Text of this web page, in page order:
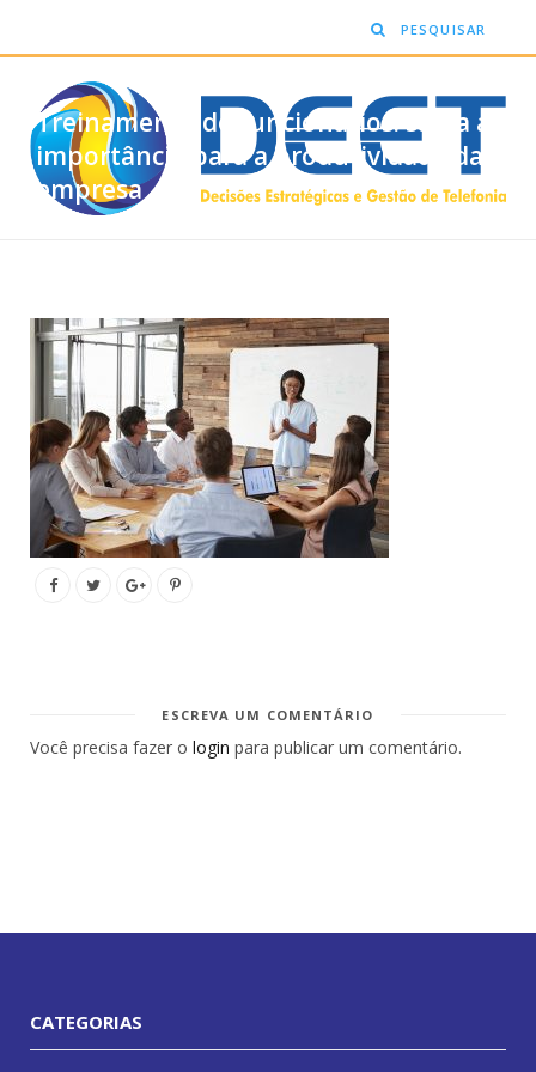
Treinamento de funcionários: saiba a
importância para a produtividade da
empresa
ESCREVA UM COMENTÁRIO
Você precisa fazer o login para publicar um comentário.
CATEGORIAS